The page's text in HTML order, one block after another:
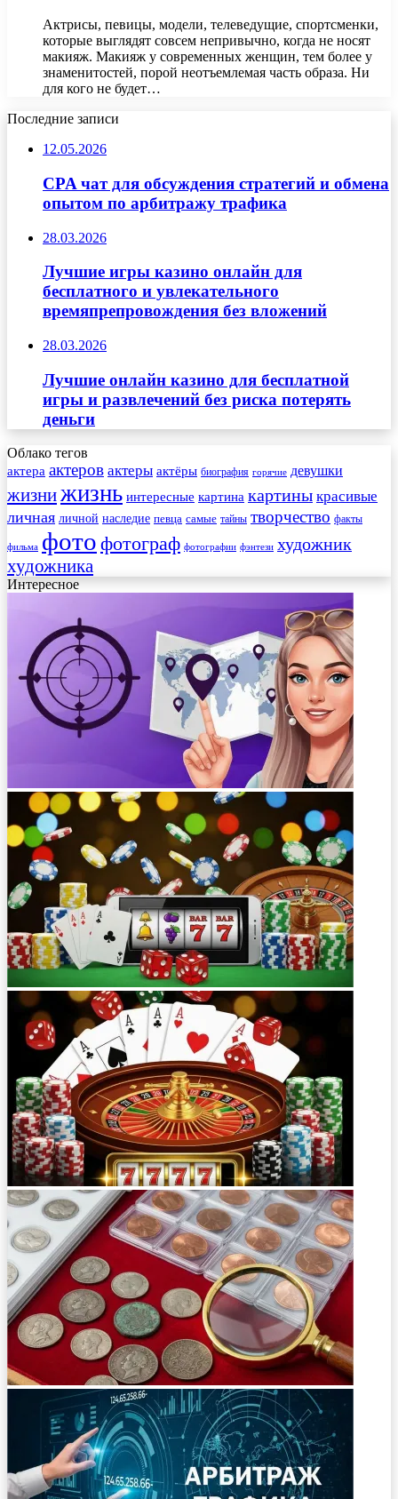
Актрисы, певицы, модели, телеведущие, спортсменки,
которые выглядят совсем непривычно, когда не носят
макияж. Макияж у современных женщин, тем более у
знаменитостей, порой неотъемлемая часть образа. Ни
для кого не будет…
Последние записи
12.05.2026
CPA чат для обсуждения стратегий и обмена
опытом по арбитражу трафика
28.03.2026
Лучшие игры казино онлайн для
бесплатного и увлекательного
времяпрепровождения без вложений
28.03.2026
Лучшие онлайн казино для бесплатной
игры и развлечений без риска потерять
деньги
Облако тегов
актера актеров актеры актёры биография горячие девушки
жизнижизнь интересные картина картины красивые
личная личной наследие певца самые тайны творчество факты
фильма фото фотограф фотографии фэнтези художник
художника
Интересное